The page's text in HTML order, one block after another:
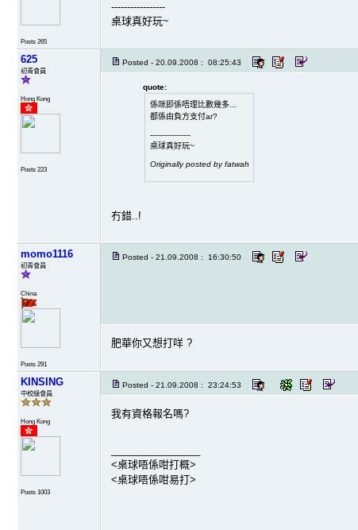
Posts 265
-----------------
桌球真好玩~
625
初青會員
Hong Kong
Posts 223
Posted - 20.09.2008 : 08:25:43
quote:
係咪即係唔理比數幾多...
都係由負方支付ar?
-----------------
桌球真好玩~
Originally posted by fatwah
冇錯..!
momo1116
初青會員
China
Posts 291
Posted - 21.09.2008 : 16:30:50
肥華你又想打咩 ?
KINSING
中校級會員
Hong Kong
Posts 1003
Posted - 21.09.2008 : 23:24:53
我有資格報名嗎?
<桌球唔係咁打概>
<桌球唔係咁易打>